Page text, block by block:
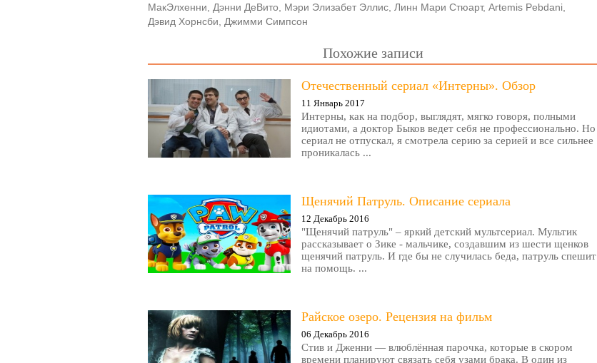
МакЭлхенни, Дэнни ДеВито, Мэри Элизабет Эллис, Линн Мари Стюарт, Artemis Pebdani,
Дэвид Хорнсби, Джимми Симпсон
Похожие записи
Отечественный сериал «Интерны». Обзор
11 Январь 2017
Интерны, как на подбор, выглядят, мягко говоря, полными
идиотами, а доктор Быков ведет себя не профессионально. Но
сериал не отпускал, я смотрела серию за серией и все сильнее
проникалась ...
Щенячий Патруль. Описание сериала
12 Декабрь 2016
"Щенячий патруль" – яркий детский мультсериал. Мультик
рассказывает о Зике - мальчике, создавшим из шести щенков
щенячий патруль. И где бы не случилась беда, патруль спешит
на помощь. ...
Райское озеро. Рецензия на фильм
06 Декабрь 2016
Стив и Дженни — влюблённая парочка, которые в скором
времени планируют связать себя узами брака. В один из